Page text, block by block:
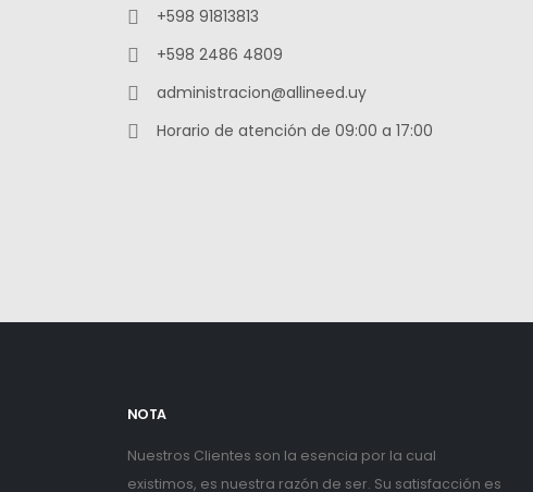
+598 91813813
+598 2486 4809
administracion@allineed.uy
Horario de atención de 09:00 a 17:00
NOTA
Nuestros Clientes son la esencia por la cual
existimos, es nuestra razón de ser. Su satisfacción es